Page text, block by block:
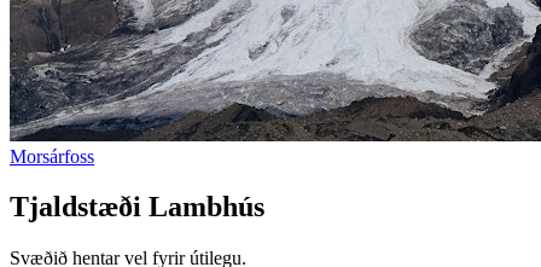
Morsárfoss
Tjaldstæði Lambhús
Svæðið hentar vel fyrir útilegu.